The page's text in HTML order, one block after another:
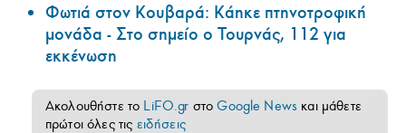
Φωτιά στον Κουβαρά: Κάηκε πτηνοτροφική
μονάδα - Στο σημείο ο Τουρνάς, 112 για
εκκένωση
Ακολουθήστε το LiFO.gr στοGoogle News και μάθετε
πρώτοι όλες τις ειδήσεις